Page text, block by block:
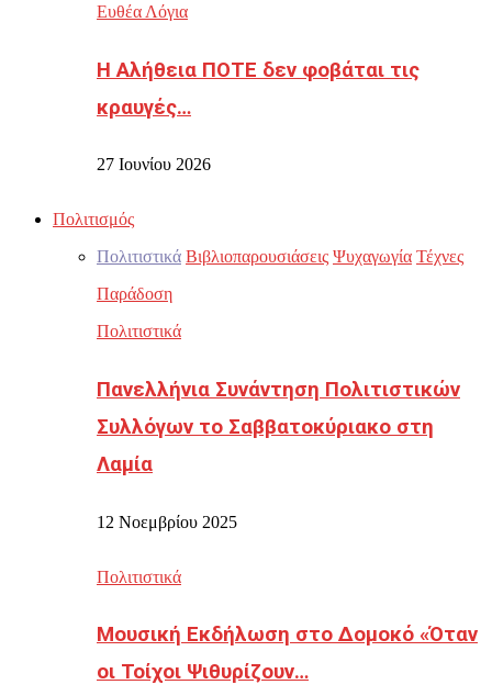
Ευθέα Λόγια
Η Αλήθεια ΠΟΤΕ δεν φοβάται τις
κραυγές…
27 Ιουνίου 2026
Πολιτισμός
Πολιτιστικά Βιβλιοπαρουσιάσεις Ψυχαγωγία Τέχνες
Παράδοση
Πολιτιστικά
Πανελλήνια Συνάντηση Πολιτιστικών
Συλλόγων το Σαββατοκύριακο στη
Λαμία
12 Νοεμβρίου 2025
Πολιτιστικά
Μουσική Εκδήλωση στο Δομοκό «Όταν
οι Τοίχοι Ψιθυρίζουν…